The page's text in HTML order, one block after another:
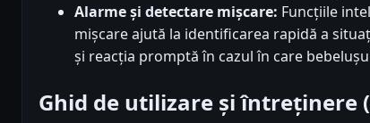
Alarme și detectare mișcare: Funcțiile
mișcare ajută la identificarea rapidă a
și reacția promptă în cazul în care
Ghid de utilizare și întreținere